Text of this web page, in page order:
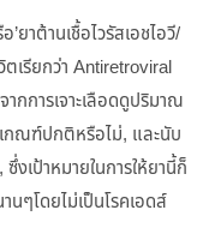
ยาต้านเชื้อไวรัสเอชไอวี/
ตเรียกว่า Antiretroviral
กการเจาะเลือดดูปริมาณ
กณฑ์ปกติหรือไม่, และนับ
งเป้าหมายในการให้ยานี้ก็
นๆโดยไม่เป็นโรคเอดส์